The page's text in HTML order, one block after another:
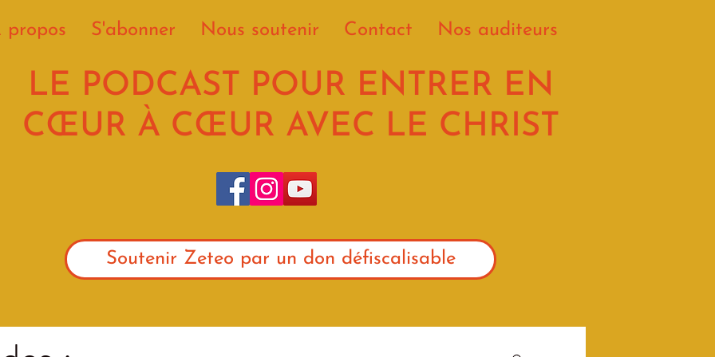
propos S'abonner Nous soutenir Contact Nos auditeurs
LE PODCAST POUR ENTRER EN
CŒUR À CŒUR AVEC LE CHRIST
Soutenir Zeteo par un don défiscalisable